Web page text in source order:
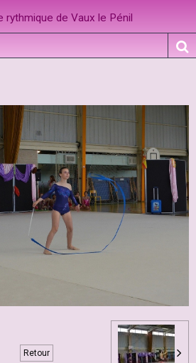
rythmique de Vaux le Pénil
Retour